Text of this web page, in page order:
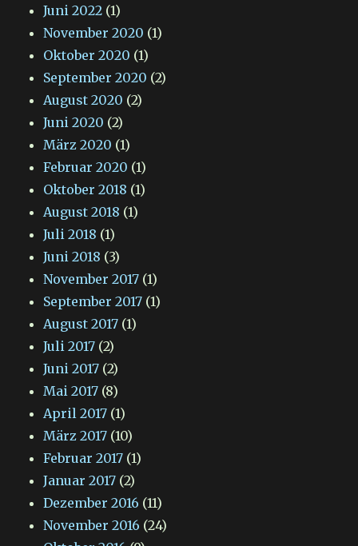
Juni 2022 (1)
November 2020 (1)
Oktober 2020 (1)
September 2020 (2)
August 2020 (2)
Juni 2020 (2)
März 2020 (1)
Februar 2020 (1)
Oktober 2018 (1)
August 2018 (1)
Juli 2018 (1)
Juni 2018 (3)
November 2017 (1)
September 2017 (1)
August 2017 (1)
Juli 2017 (2)
Juni 2017 (2)
Mai 2017 (8)
April 2017 (1)
März 2017 (10)
Februar 2017 (1)
Januar 2017 (2)
Dezember 2016 (11)
November 2016 (24)